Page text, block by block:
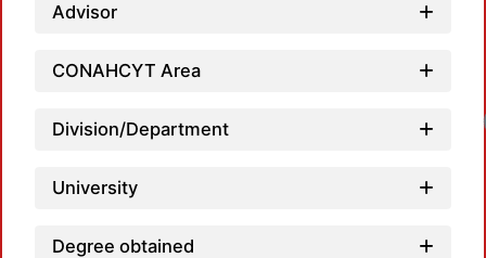
Advisor
CONAHCYT Area
Division/Department
University
Degree obtained